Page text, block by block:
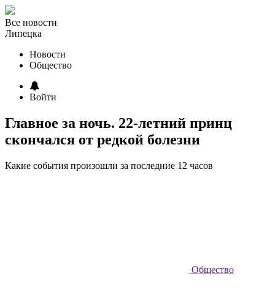
Все новости
Липецка
Новости
Общество
Войти
Главное за ночь. 22-летний принц
скончался от редкой болезни
Какие события произошли за последние 12 часов
Общество